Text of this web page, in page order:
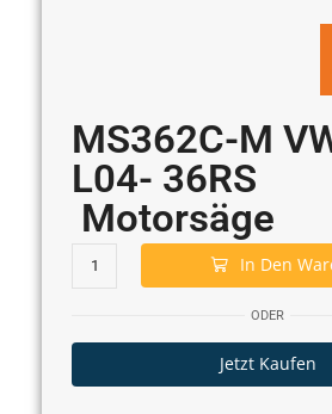
MS362C-M
L04- 36RS
Motorsäge
In Den
ODER
Jetzt Kaufen